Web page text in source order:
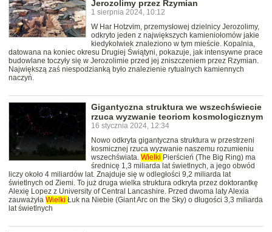
Jerozolimy przez Rzymian
1 sierpnia 2024, 10:12
W Har Hotzvim, przemysłowej dzielnicy Jerozolimy,
odkryto jeden z największych kamieniołomów jakie
kiedykolwiek znaleziono w tym mieście. Kopalnia,
datowana na koniec okresu Drugiej Świątyni, pokazuje, jak intensywne prace
budowlane toczyły się w Jerozolimie przed jej zniszczeniem przez Rzymian.
Największą zaś niespodzianką było znalezienie rytualnych kamiennych
naczyń.
Gigantyczna struktura we wszechświecie
rzuca wyzwanie teoriom kosmologicznym
16 stycznia 2024, 12:34
Nowo odkryta gigantyczna struktura w przestrzeni
kosmicznej rzuca wyzwanie naszemu rozumieniu
wszechświata. Wielki Pierścień (The Big Ring) ma
średnicę 1,3 miliarda lat świetlnych, a jego obwód
liczy około 4 miliardów lat. Znajduje się w odległości 9,2 miliarda lat
świetlnych od Ziemi. To już druga wielka struktura odkryta przez doktorantkę
Alexię Lopez z University of Central Lancashire. Przed dwoma laty Alexia
zauważyła Wielki Łuk na Niebie (Giant Arc on the Sky) o długości 3,3 miliarda
lat świetlnych